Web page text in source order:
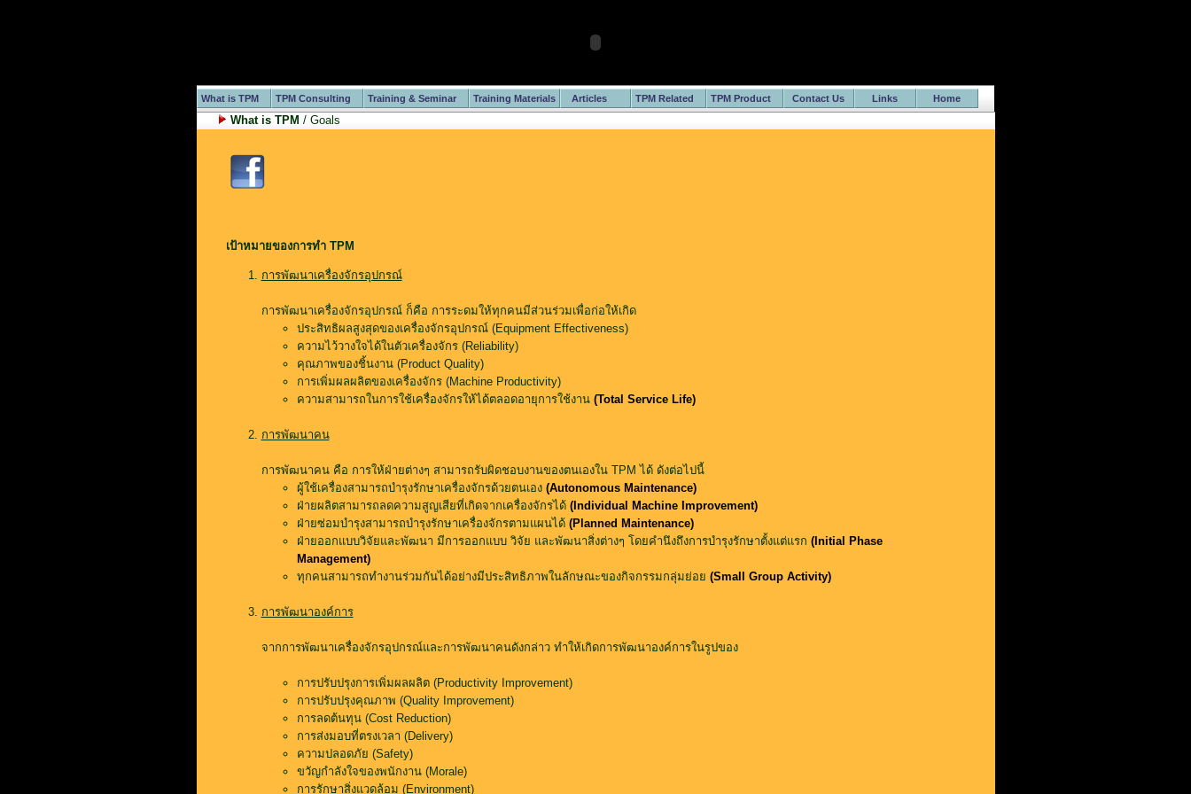
What is TPM TPM Consulting Training & Seminar Training Materials Articles TPM Related TPM Product Contact Us Links Home
What is TPM / Goals
เป้าหมายของการทำ TPM
การพัฒนาเครื่องจักรอุปกรณ์
การพัฒนาเครื่องจักรอุปกรณ์ ก็คือ การระดมให้ทุกคนมีส่วนร่วมเพื่อก่อให้เกิด
ประสิทธิผลสูงสุดของเครื่องจักรอุปกรณ์ (Equipment Effectiveness)
ความไว้วางใจได้ในตัวเครื่องจักร (Reliability)
คุณภาพของชิ้นงาน (Product Quality)
การเพิ่มผลผลิตของเครื่องจักร (Machine Productivity)
ความสามารถในการใช้เครื่องจักรให้ได้ตลอดอายุการใช้งาน (Total Service Life)
การพัฒนาคน
การพัฒนาคน คือ การให้ฝ่ายต่างๆ สามารถรับผิดชอบงานของตนเองใน TPM ได้ ดังต่อไปนี้
ผู้ใช้เครื่องสามารถบำรุงรักษาเครื่องจักรด้วยตนเอง (Autonomous Maintenance)
ฝ่ายผลิตสามารถลดความสูญเสียที่เกิดจากเครื่องจักรได้ (Individual Machine Improvement)
ฝ่ายซ่อมบำรุงสามารถบำรุงรักษาเครื่องจักรตามแผนได้ (Planned Maintenance)
ฝ่ายออกแบบวิจัยและพัฒนา มีการออกแบบ วิจัย และพัฒนาสิ่งต่างๆ โดยคำนึงถึงการบำรุงรักษาตั้งแต่แรก (Initial Phase
Management)
ทุกคนสามารถทำงานร่วมกันได้อย่างมีประสิทธิภาพในลักษณะของกิจกรรมกลุ่มย่อย (Small Group Activity)
การพัฒนาองค์การ
จากการพัฒนาเครื่องจักรอุปกรณ์และการพัฒนาคนดังกล่าว ทำให้เกิดการพัฒนาองค์การในรูปของ
การปรับปรุงการเพิ่มผลผลิต (Productivity Improvement)
การปรับปรุงคุณภาพ (Quality Improvement)
การลดต้นทุน (Cost Reduction)
การส่งมอบที่ตรงเวลา (Delivery)
ความปลอดภัย (Safety)
ขวัญกำลังใจของพนักงาน (Morale)
การรักษาสิ่งแวดล้อม (Environment)